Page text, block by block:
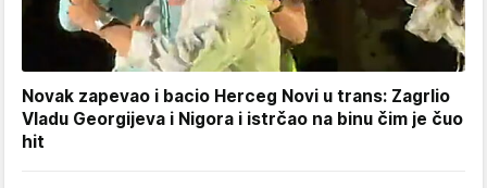
Novak zapevao i bacio Herceg Novi u trans: Zagrlio
Vladu Georgijeva i Nigora i istrčao na binu čim je čuo
hit